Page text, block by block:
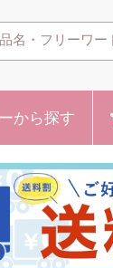
から探す